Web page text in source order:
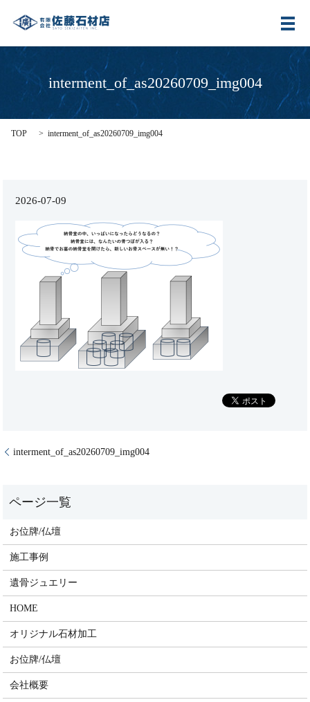
メ
interment_of_as20260709_img004
TOP interment_of_as20260709_img004
2026-07-09
interment_of_as20260709_img004
お位牌/仏壇
施工事例
遺骨ジュエリー
HOME
オリジナル石材加工
お位牌/仏壇
会社概要